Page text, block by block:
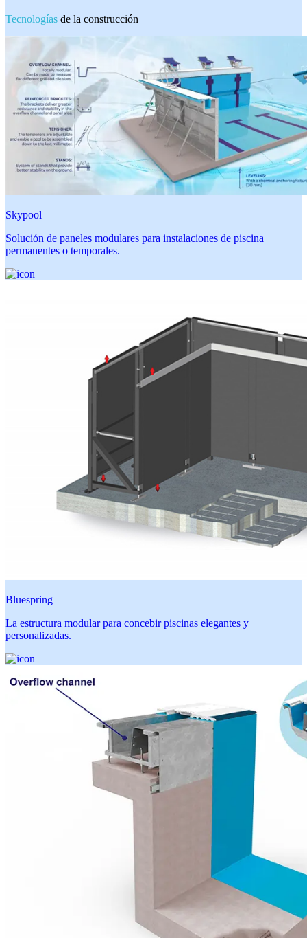
Tecnologías de la construcción
Skypool
Solución de paneles modulares para instalaciones de piscina
permanentes o temporales.
Bluespring
La estructura modular para concebir piscinas elegantes y
personalizadas.